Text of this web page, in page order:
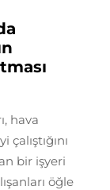
hava
bir işyeri
öğle